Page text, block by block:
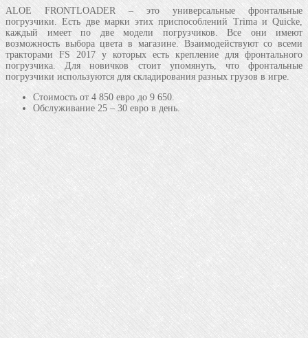
ALOE FRONTLOADER – это универсальные фронтальные
погрузчики. Есть две марки этих приспособлений Trima и Quicke,
каждый имеет по две модели погрузчиков. Все они имеют
возможность выбора цвета в магазине. Взаимодействуют со всеми
тракторами FS 2017 у которых есть крепление для фронтального
погрузчика. Для новичков стоит упомянуть, что фронтальные
погрузчики используются для складирования разных грузов в игре.
Стоимость от 4 850 евро до 9 650.
Обслуживание 25 – 30 евро в день.